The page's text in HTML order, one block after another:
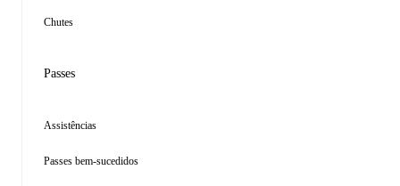
Chutes
Passes
Assistências
Passes bem-sucedidos